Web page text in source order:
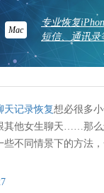
Mac
专业恢复
短信、通讯录
天记录恢复想必很多
其他女生聊天……那
些不同情景下的方法，